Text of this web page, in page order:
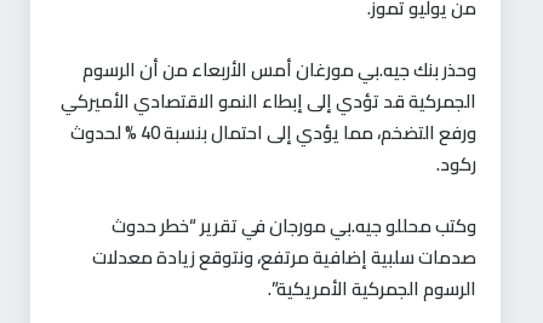
من يوليو تموز.
وحذر بنك جيه.بي مورغان أمس الأربعاء من أن الرسوم
الجمركية قد تؤدي إلى إبطاء النمو الاقتصادي الأميركي
ورفع التضخم، مما يؤدي إلى احتمال بنسبة 40 % لحدوث
ركود.
وكتب محللو جيه.بي مورجان في تقرير “خطر حدوث
صدمات سلبية إضافية مرتفع، ونتوقع زيادة معدلات
الرسوم الجمركية الأمريكية”.